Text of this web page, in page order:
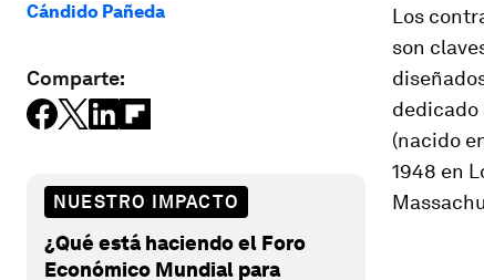
Cándido Pañeda
Comparte:
NUESTRO IMPACTO
¿Qué está haciendo el Foro
Económico Mundial para
Los
son
dedicado
(nacido
1948 en